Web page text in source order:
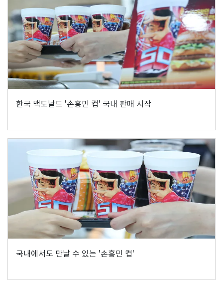
한국 맥도날드 '손흥민 컵' 국내 판매 시작
국내에서도 만날 수 있는 '손흥민 컵'